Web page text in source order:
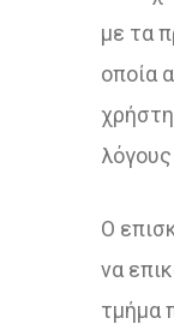
με τα
οποία
Ο
να
τμήμα